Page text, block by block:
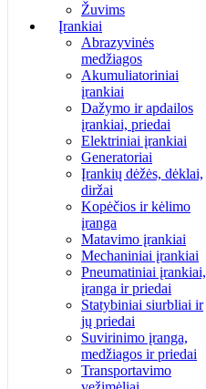
Žuvims
Įrankiai
Abrazyvinės
medžiagos
Akumuliatoriniai
įrankiai
Dažymo ir apdailos
įrankiai, priedai
Elektriniai įrankiai
Generatoriai
Įrankių dėžės, dėklai,
diržai
Kopėčios ir kėlimo
įranga
Matavimo įrankiai
Mechaniniai įrankiai
Pneumatiniai įrankiai,
įranga ir priedai
Statybiniai siurbliai ir
jų priedai
Suvirinimo įranga,
medžiagos ir priedai
Transportavimo